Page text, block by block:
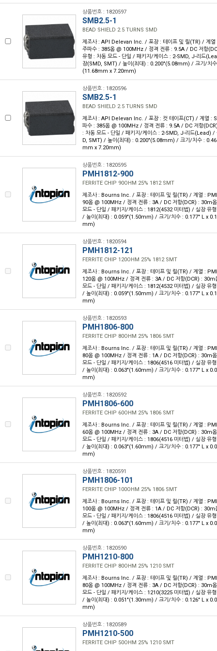
상품번호 : 1820597
SMB2.5-1
BEAD SHIELD 2.5 TURNS SMD
제조사 : API Delevan Inc. / 포장 : 테이프 및 릴(TR) / 계
주파수 : 385옴 @ 100MHz / 정격 전류 : 9.5A / DC 저항
유형 : 차동 모드 - 단일 / 패키지/케이스 : 2-SMD, J-리드
장(SMD, SMT) / 높이(최대) : 0.200"(5.08mm) / 크기/치
(11.68mm x 7.20mm)
상품번호 : 1820596
SMB2.5-1
BEAD SHIELD 2.5 TURNS SMD
제조사 : API Delevan Inc. / 포장 : 컷 테이프(CT) / 계열 :
파수 : 385옴 @ 100MHz / 정격 전류 : 9.5A / DC 저항
: 차동 모드 - 단일 / 패키지/케이스 : 2-SMD, J-리드(Lead) /
D, SMT) / 높이(최대) : 0.200"(5.08mm) / 크기/치수 :
mm x 7.20mm)
상품번호 : 1820595
PMH1812-900
FERRITE CHIP 90OHM 25% 1812 SMT
제조사 : Bourns Inc. / 포장 : 테이프 및 릴(TR) / 계열 :
90옴 @ 100MHz / 정격 전류 : 3A / DC 저항(DCR) : 30m
모드 - 단일 / 패키지/케이스 : 1812(4532 미터법) / 실장 유
/ 높이(최대) : 0.059"(1.50mm) / 크기/치수 : 0.177" L x
mm)
상품번호 : 1820594
PMH1812-121
FERRITE CHIP 120OHM 25% 1812 SMT
제조사 : Bourns Inc. / 포장 : 테이프 및 릴(TR) / 계열 :
120옴 @ 100MHz / 정격 전류 : 3A / DC 저항(DCR) : 30m
모드 - 단일 / 패키지/케이스 : 1812(4532 미터법) / 실장 유
/ 높이(최대) : 0.059"(1.50mm) / 크기/치수 : 0.177" L x
mm)
상품번호 : 1820593
PMH1806-800
FERRITE CHIP 80OHM 25% 1806 SMT
제조사 : Bourns Inc. / 포장 : 테이프 및 릴(TR) / 계열 :
80옴 @ 100MHz / 정격 전류 : 1A / DC 저항(DCR) : 30m
모드 - 단일 / 패키지/케이스 : 1806(4516 미터법) / 실장 유
/ 높이(최대) : 0.063"(1.60mm) / 크기/치수 : 0.177" L x
mm)
상품번호 : 1820592
PMH1806-600
FERRITE CHIP 60OHM 25% 1806 SMT
제조사 : Bourns Inc. / 포장 : 테이프 및 릴(TR) / 계열 :
60옴 @ 100MHz / 정격 전류 : 3A / DC 저항(DCR) : 30m
모드 - 단일 / 패키지/케이스 : 1806(4516 미터법) / 실장 유
/ 높이(최대) : 0.063"(1.60mm) / 크기/치수 : 0.177" L x
mm)
상품번호 : 1820591
PMH1806-101
FERRITE CHIP 100OHM 25% 1806 SMT
제조사 : Bourns Inc. / 포장 : 테이프 및 릴(TR) / 계열 :
100옴 @ 100MHz / 정격 전류 : 1A / DC 저항(DCR) : 30m
모드 - 단일 / 패키지/케이스 : 1806(4516 미터법) / 실장 유
/ 높이(최대) : 0.063"(1.60mm) / 크기/치수 : 0.177" L x
mm)
상품번호 : 1820590
PMH1210-800
FERRITE CHIP 80OHM 25% 1210 SMT
제조사 : Bourns Inc. / 포장 : 테이프 및 릴(TR) / 계열 :
80옴 @ 100MHz / 정격 전류 : 3A / DC 저항(DCR) : 30m
모드 - 단일 / 패키지/케이스 : 1210(3225 미터법) / 실장 유
/ 높이(최대) : 0.051"(1.30mm) / 크기/치수 : 0.126" L x
mm)
상품번호 : 1820589
PMH1210-500
FERRITE CHIP 50OHM 25% 1210 SMT